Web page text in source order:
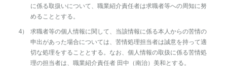
に係る取扱いについて、職業紹介責任者は求職者等への周知に努
めることとする。
求職者等の個人情報に関して、当該情報に係る本人からの苦情の
申出があった場合については、苦情処理担当者は誠意を持って適
切な処理をすることとする。なお、個人情報の取扱に係る苦情処
理の担当者は、職業紹介責任者 田中（南治）美和とする。